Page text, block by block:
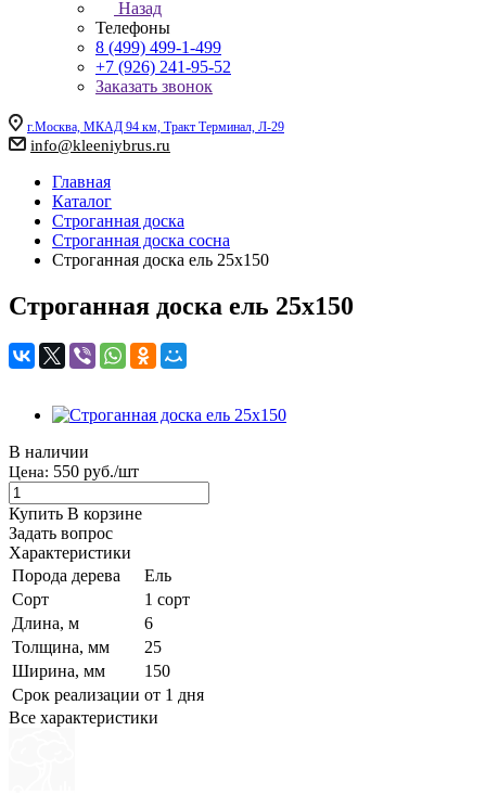
Назад
Телефоны
8 (499) 499-1-499
+7 (926) 241-95-52
Заказать звонок
г.Москва, МКАД 94 км, Тракт Терминал, Л-29
info@kleeniybrus.ru
Главная
Каталог
Строганная доска
Строганная доска сосна
Строганная доска ель 25x150
Строганная доска ель 25x150
В наличии
Цена: 550 руб./шт
Купить В корзине
Задать вопрос
Характеристики
Порода дерева
Ель
Сорт
1 сорт
Длина, м
6
Толщина, мм
25
Ширина, мм
150
Срок реализации от 1 дня
Все характеристики